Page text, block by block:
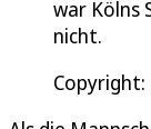
war Kölns
nicht.
Copyright: